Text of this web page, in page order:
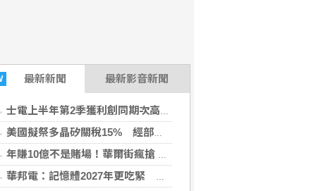
最新新聞 最新影音新聞
士電上半年第2季獲利創同期次高 看好AIDC拉貨需求
美國擬祭多晶矽關稅15% 經部：尚待公告適用範圍
年賺10億不是賭場！華爾街瘋搶 Polymarket，但它憑什麼值200億美元？
華邦電：記憶體2027年更吃緊 啟動高雄廠擴建計畫